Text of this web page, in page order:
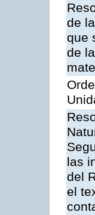
de
que
de
las
del
el